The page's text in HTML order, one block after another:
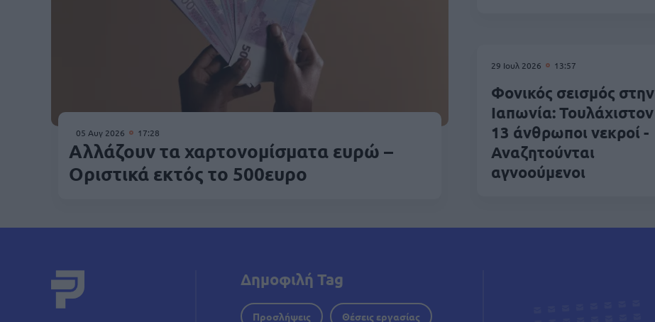
05 Αυγ 2026 17:28
Αλλάζουν τα χαρτονομίσματα ευρώ –
Οριστικά εκτός το 500ευρο
29 Ιουλ 2026 13:57
Φονικός σεισμός στην
Ιαπωνία: Τουλάχιστον
13 άνθρωποι νεκροί -
Αναζητούνται
αγνοούμενοι
Δημοφιλή Tag
Προσλήψεις Θέσεις εργασίας